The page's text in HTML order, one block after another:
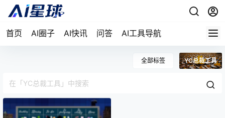
首页 AI圈子 AI快讯 问答 AI工具导航
全部标签 YC总裁工具